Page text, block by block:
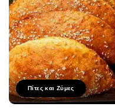
Πίτες και Ζύμες